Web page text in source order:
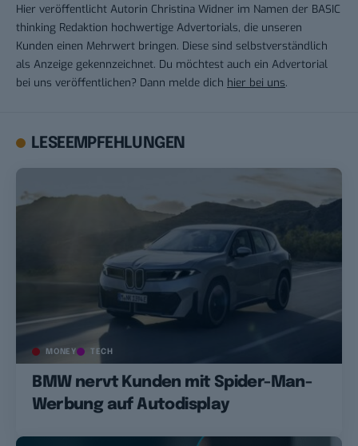
Hier veröffentlicht Autorin Christina Widner im Namen der BASIC
thinking Redaktion hochwertige Advertorials, die unseren
Kunden einen Mehrwert bringen. Diese sind selbstverständlich
als Anzeige gekennzeichnet. Du möchtest auch ein Advertorial
bei uns veröffentlichen? Dann melde dich hier bei uns.
LESEEMPFEHLUNGEN
MONEY TECH
BMW nervt Kunden mit Spider-Man-
Werbung auf Autodisplay